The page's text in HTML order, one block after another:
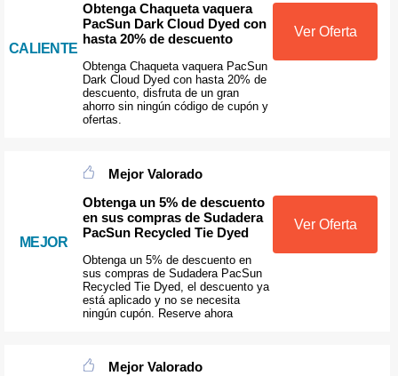
CALIENTE
Obtenga Chaqueta vaquera
PacSun Dark Cloud Dyed con
hasta 20% de descuento
Obtenga Chaqueta vaquera PacSun
Dark Cloud Dyed con hasta 20% de
descuento, disfruta de un gran
ahorro sin ningún código de cupón y
ofertas.
Ver Oferta
MEJOR
Mejor Valorado
Obtenga un 5% de descuento
en sus compras de Sudadera
PacSun Recycled Tie Dyed
Obtenga un 5% de descuento en
sus compras de Sudadera PacSun
Recycled Tie Dyed, el descuento ya
está aplicado y no se necesita
ningún cupón. Reserve ahora
Ver Oferta
Mejor Valorado